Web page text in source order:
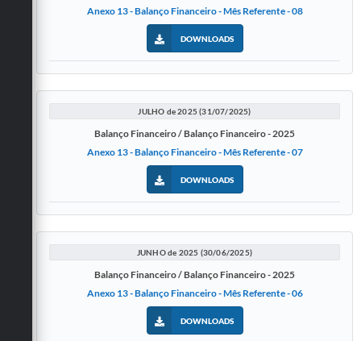
Anexo 13 - Balanço Financeiro - Mês Referente - 08
DOWNLOADS
JULHO de 2025 (31/07/2025)
Balanço Financeiro / Balanço Financeiro - 2025
Anexo 13 - Balanço Financeiro - Mês Referente - 07
DOWNLOADS
JUNHO de 2025 (30/06/2025)
Balanço Financeiro / Balanço Financeiro - 2025
Anexo 13 - Balanço Financeiro - Mês Referente - 06
DOWNLOADS